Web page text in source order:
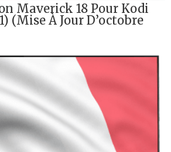
Maverick 18 Pour Kodi
(mise À Jour D’octobre